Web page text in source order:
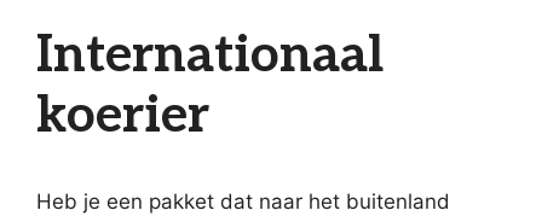
Internationaal
koerier
Heb je een pakket dat naar het buitenland